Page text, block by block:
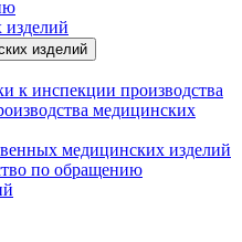
изделий
изделий
к инспекции производства
медицинских
медицинских изделий
по обращению